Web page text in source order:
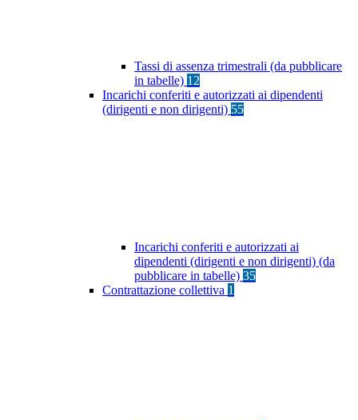
Tassi di assenza trimestrali (da pubblicare
in tabelle) 12
Incarichi conferiti e autorizzati ai dipendenti
(dirigenti e non dirigenti) 55
Incarichi conferiti e autorizzati ai
dipendenti (dirigenti e non dirigenti) (da
pubblicare in tabelle) 35
Contrattazione collettiva 1